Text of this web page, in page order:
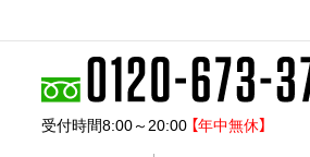
受付時間8:00～20:00 【年中無休】